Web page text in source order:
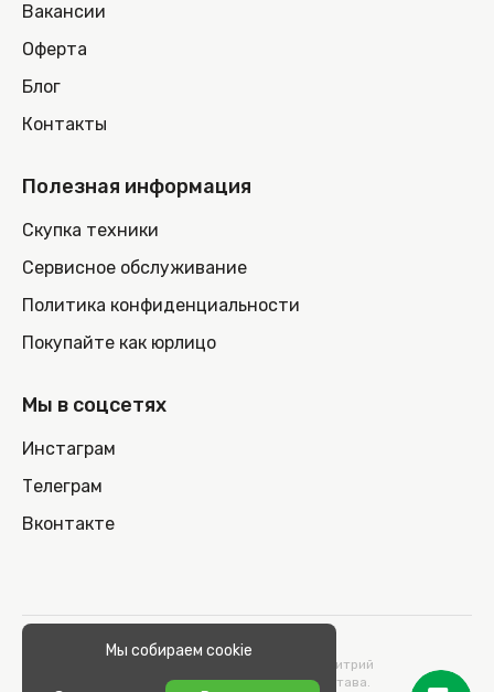
Вакансии
Оферта
Блог
Контакты
Полезная информация
Скупка техники
Сервисное обслуживание
Политика конфиденциальности
Покупайте как юрлицо
Мы в соцсетях
Инстаграм
Телеграм
Вконтакте
© 2026 100nout.by,
ООО «СТОНОУТБУКОВ» Директор Метельский Дмитрий
Константинович, действующий на основании Устава.
Мы собираем cookie